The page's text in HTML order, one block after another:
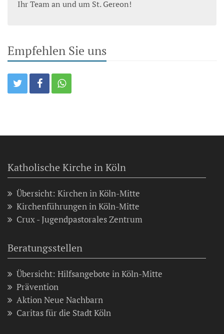
Ihr Team an und um St. Gereon!
Empfehlen Sie uns
Katholische Kirche in Köln
Übersicht: Kirchen in Köln-Mitte
Kirchenführungen in Köln-Mitte
Crux - Jugendpastorales Zentrum
Beratungsstellen
Übersicht: Hilfsangebote in Köln-Mitte
Prävention
Aktion Neue Nachbarn
Caritas für die Stadt Köln